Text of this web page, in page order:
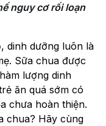
nguy cơ rối loạn
dinh dưỡng luôn là
Sữa chua được
lượng dinh
ăn quá sớm có
chưa hoàn thiện.
chua? Hãy cùng